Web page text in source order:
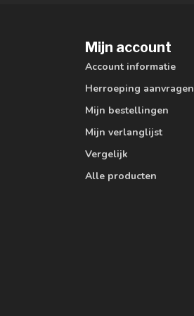
Mijn account
Account informatie
Herroeping aanvragen
Mijn bestellingen
Mijn verlanglijst
Vergelijk
Alle producten